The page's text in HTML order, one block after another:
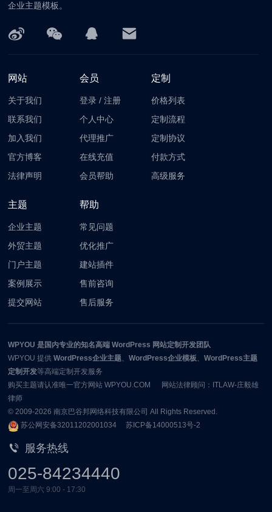
企业主题模板。
网站
关于我们
联系我们
加入我们
官方博客
法律声明
会员
登录 /注册
个人中心
代理推广
在线充值
会员帮助
定制
价格列表
定制流程
定制协议
付款方式
高级服务
主题
企业主题
外贸主题
门户主题
案例展示
提交网站
帮助
常见问题
优化推广
建站插件
售前咨询
售后服务
WPYOU 是国内专业的知名高端 WordPress 网站定制开发团队
WPYOU 提供WordPress企业主题 、WordPress企业模板 、WordPress主题
定制开发等高端定制开发服务
购买主题请认准唯一官方网站 WPYOU.COM 网站法律顾问：ITLAW-庄毅雄
律师
© 2009-2026南京巴谷邦网络科技有限公司 All Rights Reserved.
苏公网安备32011202001034
苏ICP备14000513号-2
服务热线
025-84234440
周一至周六 9:00 - 17:30